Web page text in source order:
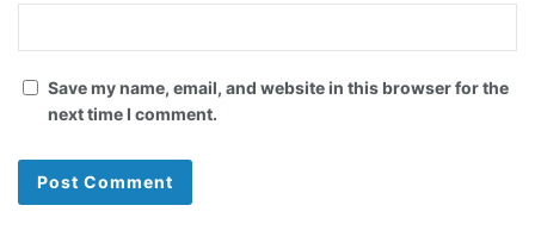
Save my name, email, and website in this browser for the
next time I comment.